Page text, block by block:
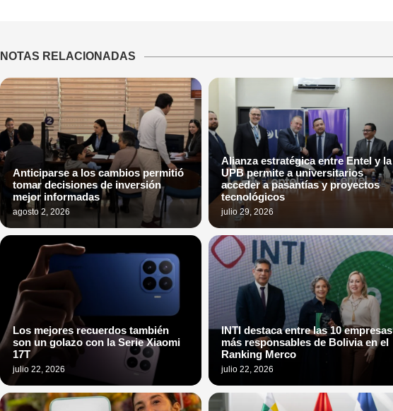
NOTAS RELACIONADAS
Anticiparse a los cambios permitió
tomar decisiones de inversión
mejor informadas
agosto 2, 2026
Alianza estratégica entre Entel y la
UPB permite a universitarios
acceder a pasantías y proyectos
tecnológicos
julio 29, 2026
Los mejores recuerdos también
son un golazo con la Serie Xiaomi
17T
julio 22, 2026
INTI destaca entre las 10 empresas
más responsables de Bolivia en el
Ranking Merco
julio 22, 2026